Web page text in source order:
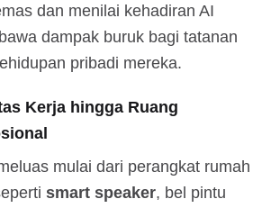
dan menilai kehadiran AI
dampak buruk bagi tatanan
pribadi mereka.
Kerja hingga Ruang
mulai dari perangkat rumah
smart speaker, bel pintu